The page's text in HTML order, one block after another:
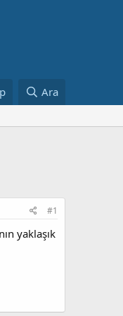
Ara
#1
yaklaşık